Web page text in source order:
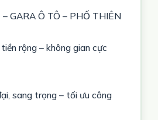
GARA Ô TÔ – PHỐ THIÊN
rộng – không gian cực
sang trọng – tối ưu công